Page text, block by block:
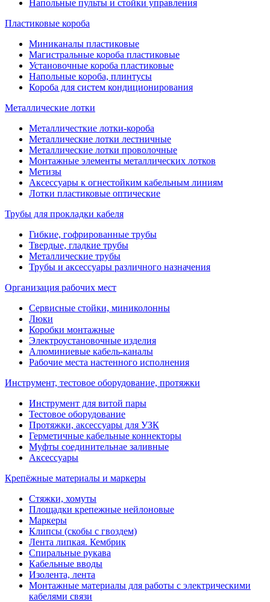
Напольные пульты и стойки управления
Пластиковые короба
Миниканалы пластиковые
Магистральные короба пластиковые
Установочные короба пластиковые
Напольные короба, плинтусы
Короба для систем кондиционирования
Металлические лотки
Металличесткие лотки-короба
Металлические лотки лестничные
Металлические лотки проволочные
Монтажные элементы металлических лотков
Метизы
Аксессуары к огнестойким кабельным линиям
Лотки пластиковые оптические
Трубы для прокладки кабеля
Гибкие, гофрированные трубы
Твердые, гладкие трубы
Металлические трубы
Трубы и аксессуары различного назначения
Организация рабочих мест
Сервисные стойки, миниколонны
Люки
Коробки монтажные
Электроустановочные изделия
Алюминиевые кабель-каналы
Рабочие места настенного исполнения
Инструмент, тестовое оборудование, протяжки
Инструмент для витой пары
Тестовое оборудование
Протяжки, аксессуары для УЗК
Герметичные кабельные коннекторы
Муфты соединительнае заливные
Аксессуары
Крепёжные материалы и маркеры
Стяжки, хомуты
Площадки крепежные нейлоновые
Маркеры
Клипсы (скобы с гвоздем)
Лента липкая. Кембрик
Спиральные рукава
Кабельные вводы
Изолента, лента
Монтажные материалы для работы с электрическими
кабелями связи